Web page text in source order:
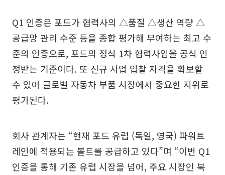
Q1 인증은 포드가 협력사의 △품질 △생산 역량 △
공급망 관리 수준 등을 종합 평가해 부여하는 최고 수
준의 인증으로, 포드의 정식 1차 협력사임을 공식 인
정받는 기준이다. 또 신규 사업 입찰 자격을 확보할
수 있어 글로벌 자동차 부품 시장에서 중요한 지위로
평가된다.
회사 관계자는 “현재 포드 유럽 (독일, 영국) 파워트
레인에 적용되는 볼트를 공급하고 있다”며 “이번 Q1
인증을 통해 기존 유럽 시장을 넘어, 주요 시장인 북